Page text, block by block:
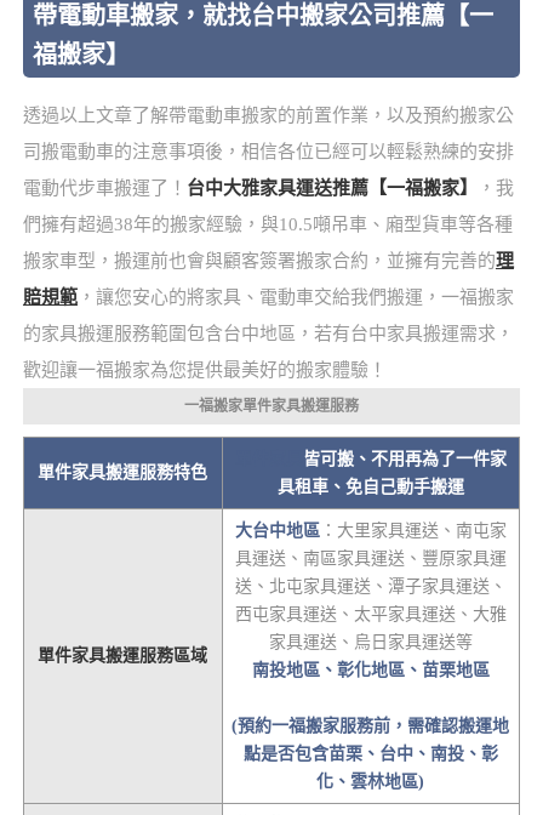
帶電動車搬家，就找台中搬家公司推薦【一
福搬家】
透過以上文章了解帶電動車搬家的前置作業，以及預約搬家公
司搬電動車的注意事項後，相信各位已經可以輕鬆熟練的安排
電動代步車搬運了！ 台中大雅家具運送推薦【一福搬家】
，我
們擁有超過38年的搬家經驗，與10.5噸吊車、廂型貨車等各種
搬家車型，搬運前也會與顧客簽署搬家合約，並擁有完善的理
賠規範，讓您安心的將家具、電動車交給我們搬運，一福搬家
的家具搬運服務範圍包含台中地區，若有台中家具搬運需求，
歡迎讓一福搬家為您提供最美好的搬家體驗！
一福搬家單件家具搬運服務
單件家具搬運服務特色
皆可搬、不用再為了一件家
具租車、免自己動手搬運
單件家具搬運服務區域
大台中地區：大里家具運送、南屯家
具運送、南區家具運送、豐原家具運
送、北屯家具運送、潭子家具運送、
西屯家具運送、太平家具運送、大雅
家具運送、烏日家具運送等
南投地區、彰化地區、苗栗地區
(預約一福搬家服務前，需確認搬運地
點是否包含苗栗、台中、南投、彰
化、雲林地區)